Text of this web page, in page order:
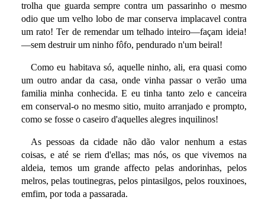
trolha que guarda sempre contra um passarinho o mesmo
odio que um velho lobo de mar conserva implacavel contra
um rato! Ter de remendar um telhado inteiro—façam ideia!
—sem destruir um ninho fôfo, pendurado n'um beiral!
Como eu habitava só, aquelle ninho, ali, era quasi como
um outro andar da casa, onde vinha passar o verão uma
familia minha conhecida. E eu tinha tanto zelo e canceira
em conserval-o no mesmo sitio, muito arranjado e prompto,
como se fosse o caseiro d'aquelles alegres inquilinos!
As pessoas da cidade não dão valor nenhum a estas
coisas, e até se riem d'ellas; mas nós, os que vivemos na
aldeia, temos um grande affecto pelas andorinhas, pelos
melros, pelas toutinegras, pelos pintasilgos, pelos rouxinoes,
emfim, por toda a passarada.